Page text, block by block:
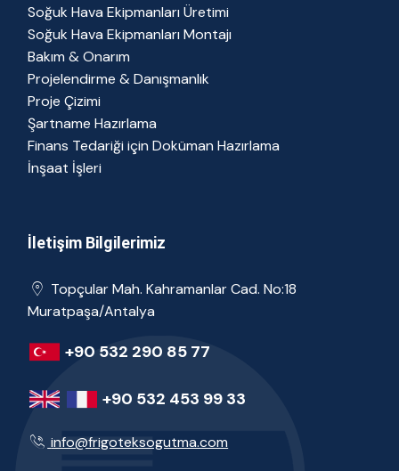
Soğuk Hava Ekipmanları Üretimi
Soğuk Hava Ekipmanları Montajı
Bakım & Onarım
Projelendirme & Danışmanlık
Proje Çizimi
Şartname Hazırlama
Finans Tedariği için Doküman Hazırlama
İnşaat İşleri
İletişim Bilgilerimiz
Topçular Mah. Kahramanlar Cad. No:18
Muratpaşa/Antalya
+90 532 290 85 77
+90 532 453 99 33
info@frigoteksogutma.com